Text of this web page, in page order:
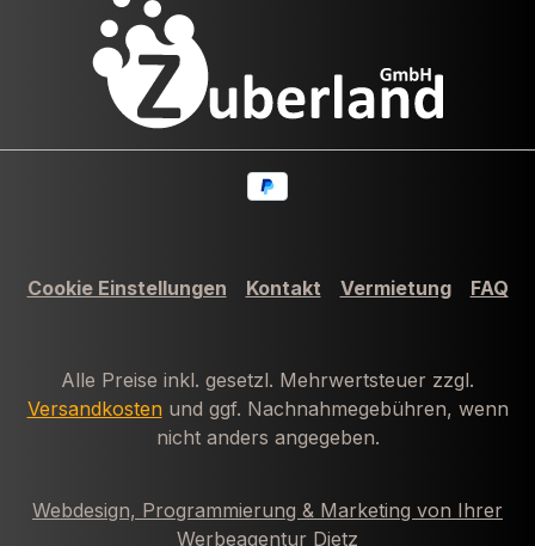
Cookie Einstellungen Kontakt Vermietung FAQ
Alle Preise inkl. gesetzl. Mehrwertsteuer zzgl.
Versandkosten und ggf. Nachnahmegebühren, wenn
nicht anders angegeben.
Webdesign, Programmierung & Marketing von Ihrer
Werbeagentur Dietz